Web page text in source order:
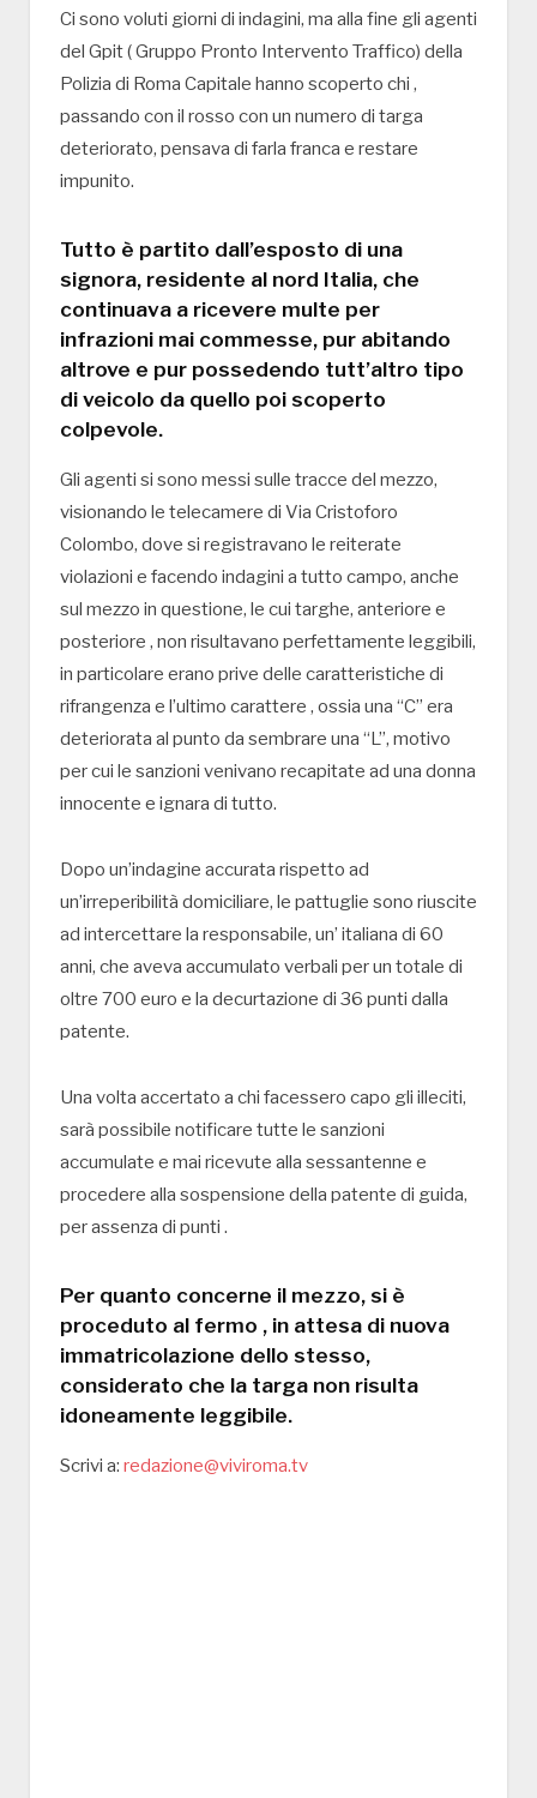
Ci sono voluti giorni di indagini, ma alla fine gli agenti
del Gpit ( Gruppo Pronto Intervento Traffico) della
Polizia di Roma Capitale hanno scoperto chi ,
passando con il rosso con un numero di targa
deteriorato, pensava di farla franca e restare
impunito.
Tutto è partito dall’esposto di una
signora, residente al nord Italia, che
continuava a ricevere multe per
infrazioni mai commesse, pur abitando
altrove e pur possedendo tutt’altro tipo
di veicolo da quello poi scoperto
colpevole.
Gli agenti si sono messi sulle tracce del mezzo,
visionando le telecamere di Via Cristoforo
Colombo, dove si registravano le reiterate
violazioni e facendo indagini a tutto campo, anche
sul mezzo in questione, le cui targhe, anteriore e
posteriore , non risultavano perfettamente leggibili,
in particolare erano prive delle caratteristiche di
rifrangenza e l’ultimo carattere , ossia una “C” era
deteriorata al punto da sembrare una “L”, motivo
per cui le sanzioni venivano recapitate ad una donna
innocente e ignara di tutto.
Dopo un’indagine accurata rispetto ad
un’irreperibilità domiciliare, le pattuglie sono riuscite
ad intercettare la responsabile, un’ italiana di 60
anni, che aveva accumulato verbali per un totale di
oltre 700 euro e la decurtazione di 36 punti dalla
patente.
Una volta accertato a chi facessero capo gli illeciti,
sarà possibile notificare tutte le sanzioni
accumulate e mai ricevute alla sessantenne e
procedere alla sospensione della patente di guida,
per assenza di punti .
Per quanto concerne il mezzo, si è
proceduto al fermo , in attesa di nuova
immatricolazione dello stesso,
considerato che la targa non risulta
idoneamente leggibile.
Scrivi a: redazione@viviroma.tv